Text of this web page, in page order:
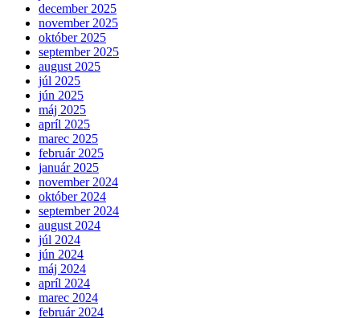
december 2025
november 2025
október 2025
september 2025
august 2025
júl 2025
jún 2025
máj 2025
apríl 2025
marec 2025
február 2025
január 2025
november 2024
október 2024
september 2024
august 2024
júl 2024
jún 2024
máj 2024
apríl 2024
marec 2024
február 2024